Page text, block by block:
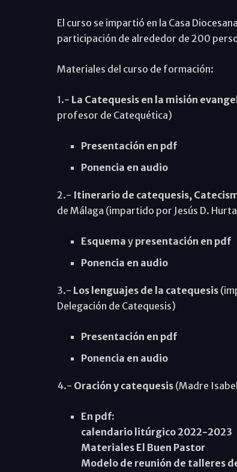
El curso se impartió en la Casa
participación de alrededor de 200
Materiales del curso de formación:
1.- La Catequesis en la misión
profesor de Catequética)
Presentación en pdf
Ponencia en audio
2.- Itinerario de catequesis,
de Málaga (impartido por Jesús D.
Esquema y presentación en pdf
Ponencia en audio
3.- Los lenguajes de la catequesis
Delegación de Catequesis)
Presentación en pdf
Ponencia en audio
4.- Oración y catequesis(Madre
En pdf:
calendario litúrgico 2022-2023
Materiales El Buen Pastor
Modelo de reunión de talleres